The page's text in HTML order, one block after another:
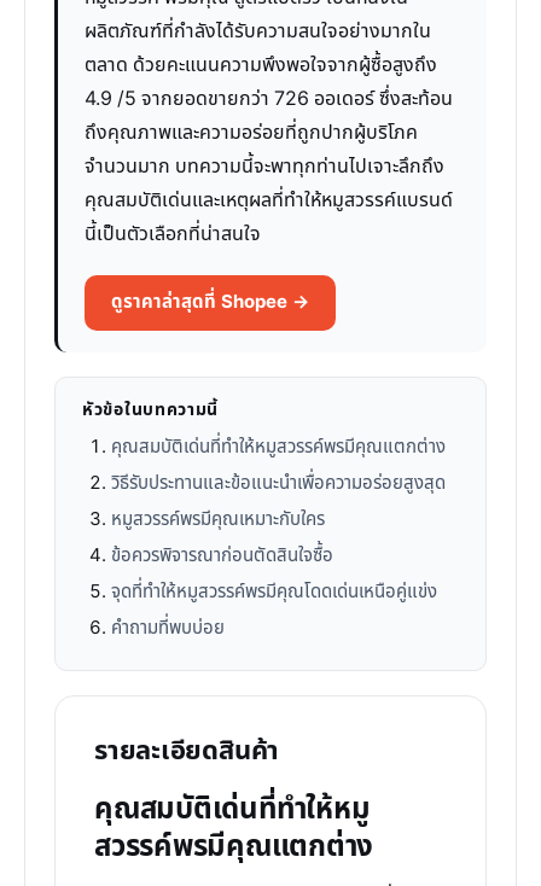
ผลิตภัณฑ์ที่กำลังได้รับความสนใจอย่างมากใน
ตลาด ด้วยคะแนนความพึงพอใจจากผู้ซื้อสูงถึง
4.9 /5 จากยอดขายกว่า 726 ออเดอร์ ซึ่งสะท้อน
ถึงคุณภาพและความอร่อยที่ถูกปากผู้บริโภค
จำนวนมาก บทความนี้จะพาทุกท่านไปเจาะลึกถึง
คุณสมบัติเด่นและเหตุผลที่ทำให้หมูสวรรค์แบรนด์
นี้เป็นตัวเลือกที่น่าสนใจ
ดูราคาล่าสุดที่ Shopee →
หัวข้อในบทความนี้
คุณสมบัติเด่นที่ทำให้หมูสวรรค์พรมีคุณแตกต่าง
วิธีรับประทานและข้อแนะนำเพื่อความอร่อยสูงสุด
หมูสวรรค์พรมีคุณเหมาะกับใคร
ข้อควรพิจารณาก่อนตัดสินใจซื้อ
จุดที่ทำให้หมูสวรรค์พรมีคุณโดดเด่นเหนือคู่แข่ง
คำถามที่พบบ่อย
รายละเอียดสินค้า
คุณสมบัติเด่นที่ทำให้หมู
สวรรค์พรมีคุณแตกต่าง